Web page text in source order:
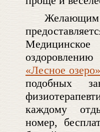
«Лесное
подобных
каждому
номер,